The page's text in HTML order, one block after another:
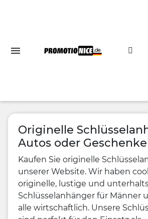
Originelle
Autos oder Geschenke
Kaufen Sie originelle
unserer Website. Wir haben
originelle, lustige und
Schlüsselanhänger für Männer
alle wirtschaftlich. Unsere